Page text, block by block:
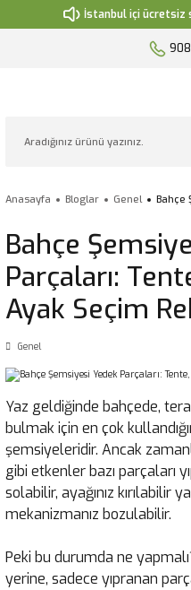
İstanbul içi ücretsiz
Anasayfa Bloglar Genel Bahçe
Bahçe
Parçaları:
Ayak Seçim
Genel
Yaz geldiğinde bahçede,
bulmak için en çok
şemsiyeleridir. Ancak
gibi etkenler bazı parçaları
solabilir, ayağınız kırılabilir
mekanizmanız bozulabilir.
Peki bu durumda ne
yerine, sadece yıpranan